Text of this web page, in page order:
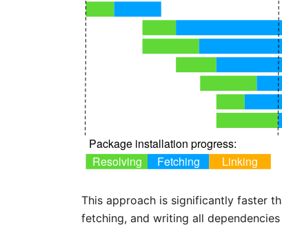
This approach is significantly faster
fetching, and writing all